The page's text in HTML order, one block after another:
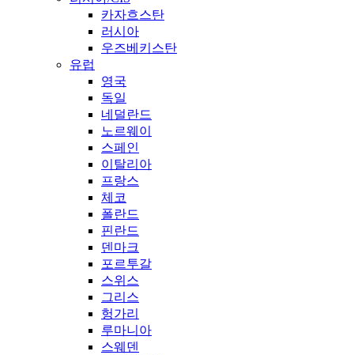
카자흐스탄
러시아
우즈베키스탄
유럽
영국
독일
네덜란드
노르웨이
스페인
이탈리아
프랑스
체코
폴란드
핀란드
덴마크
포르투갈
스위스
그리스
헝가리
루마니아
스웨덴